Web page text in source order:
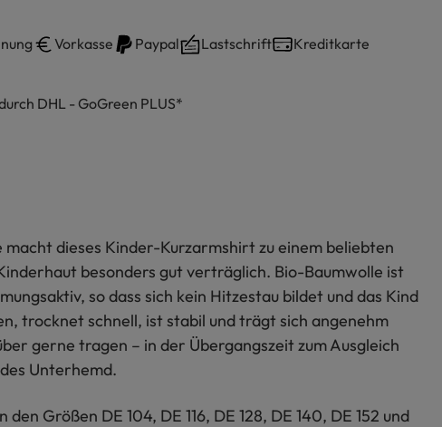
Vorkasse Paypal Lastschrift Kreditkarte
DHL - GoGreen PLUS*
macht dieses Kinder-Kurzarmshirt zu einem beliebten
besonders gut verträglich. Bio-Baumwolle ist
so dass sich kein Hitzestau bildet und das Kind
trocknet schnell, ist stabil und trägt sich angenehm
gerne tragen – in der Übergangszeit zum Ausgleich
Unterhemd.
Größen DE 104, DE 116, DE 128, DE 140, DE 152 und